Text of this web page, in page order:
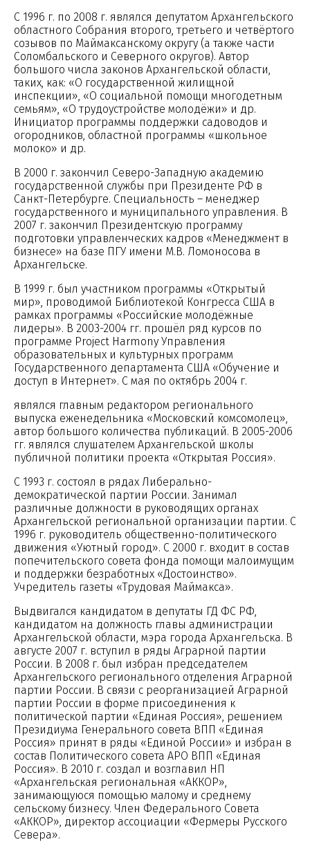
С 1996 г. по 2008 г. являлся депутатом Архангельского
областного Собрания второго, третьего и четвёртого
созывов по Маймаксанскому округу (а также части
Соломбальского и Северного округов). Автор
большого числа законов Архангельской области,
таких, как: «О государственной жилищной
инспекции», «О социальной помощи многодетным
семьям», «О трудоустройстве молодёжи» и др.
Инициатор программы поддержки садоводов и
огородников, областной программы «школьное
молоко» и др.
В 2000 г. закончил Северо-Западную академию
государственной службы при Президенте РФ в
Санкт-Петербурге. Специальность – менеджер
государственного и муниципального управления. В
2007 г. закончил Президентскую программу
подготовки управленческих кадров «Менеджмент в
бизнесе» на базе ПГУ имени М.В. Ломоносова в
Архангельске.
В 1999 г. был участником программы «Открытый
мир», проводимой Библиотекой Конгресса США в
рамках программы «Российские молодёжные
лидеры». В 2003-2004 гг. прошёл ряд курсов по
программе Project Harmony Управления
образовательных и культурных программ
Государственного департамента США «Обучение и
доступ в Интернет». С мая по октябрь 2004 г.
являлся главным редактором регионального
выпуска еженедельника «Московский комсомолец»,
автор большого количества публикаций. В 2005-2006
гг. являлся слушателем Архангельской школы
публичной политики проекта «Открытая Россия».
С 1993 г. состоял в рядах Либерально-
демократической партии России. Занимал
различные должности в руководящих органах
Архангельской региональной организации партии. С
1996 г. руководитель общественно-политического
движения «Уютный город». С 2000 г. входит в состав
попечительского совета фонда помощи малоимущим
и поддержки безработных «Достоинство».
Учредитель газеты «Трудовая Маймакса».
Выдвигался кандидатом в депутаты ГД ФС РФ,
кандидатом на должность главы администрации
Архангельской области, мэра города Архангельска. В
августе 2007 г. вступил в ряды Аграрной партии
России. В 2008 г. был избран председателем
Архангельского регионального отделения Аграрной
партии России. В связи с реорганизацией Аграрной
партии России в форме присоединения к
политической партии «Единая Россия», решением
Президиума Генерального совета ВПП «Единая
Россия» принят в ряды «Единой России» и избран в
состав Политического совета АРО ВПП «Единая
Россия». В 2010 г. создал и возглавил НП
«Архангельская региональная «АККОР»,
занимающуюся помощью малому и среднему
сельскому бизнесу. Член Федерального Совета
«АККОР», директор ассоциации «Фермеры Русского
Севера».